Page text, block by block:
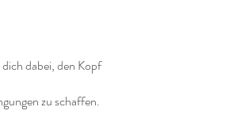
dabei, den Kopf
zu schaffen.